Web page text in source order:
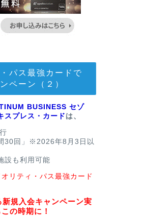
パス最強カードで
ペーン（２）
BUSINESS セゾ
スプレス・カード は、
30回」※2026年8月3日以
設も利用可能
オリティ・パス最強カード
規入会キャンペーン実
の時期に！